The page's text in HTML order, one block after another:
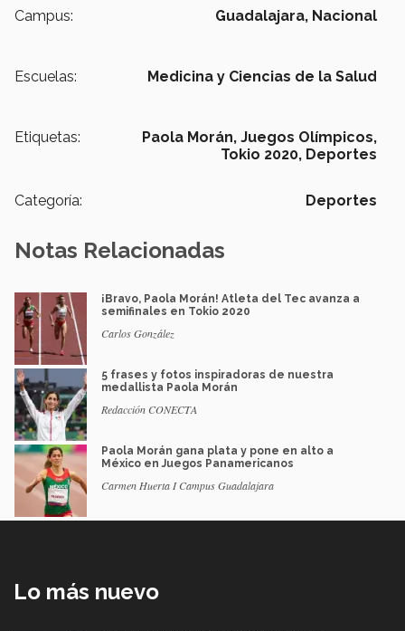
Campus: Guadalajara, Nacional
Escuelas: Medicina y Ciencias de la Salud
Etiquetas: Paola Morán, Juegos Olímpicos,
Tokio 2020, Deportes
Categoría: Deportes
Notas Relacionadas
¡Bravo, Paola Morán! Atleta del Tec avanza a
semifinales en Tokio 2020
Carlos González
5 frases y fotos inspiradoras de nuestra
medallista Paola Morán
Redacción CONECTA
Paola Morán gana plata y pone en alto a
México en Juegos Panamericanos
Carmen Huerta I Campus Guadalajara
Lo más nuevo